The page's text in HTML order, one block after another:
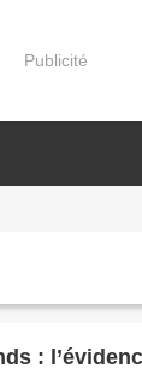
Publicité
: